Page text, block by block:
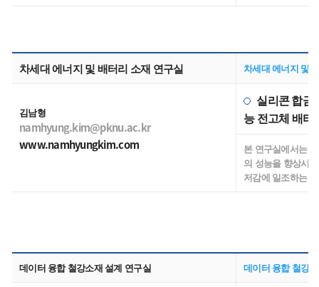
차세대 에너지 및 배터리 소재 연구실 차세대 에너지 및
김남형
namhyung.kim@pknu.ac.kr
www.namhyungkim.com
실리콘 합금
능 전고체 배터
본 연구실에서는
의 성능을 향상시
저감에 일조하는
데이터 융합 철강소재 설계 연구실 데이터 융합 철강